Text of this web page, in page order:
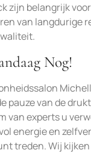
zijn belangrijk
van langdurige
Nog!
pauze van de
van experts u
energie en
treden. Wij